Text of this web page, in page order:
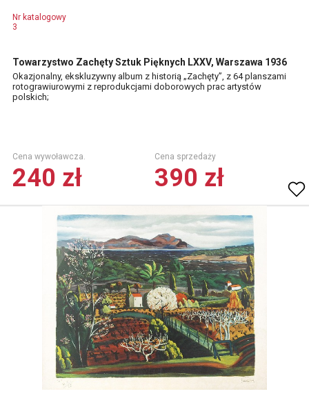
Nr katalogowy
3
Towarzystwo Zachęty Sztuk Pięknych LXXV, Warszawa 1936
Okazjonalny, ekskluzywny album z historią „Zachęty”, z 64 planszami
rotograwiurowymi z reprodukcjami doborowych prac artystów
polskich;
Cena wywoławcza.
240 zł
Cena sprzedaży
390 zł